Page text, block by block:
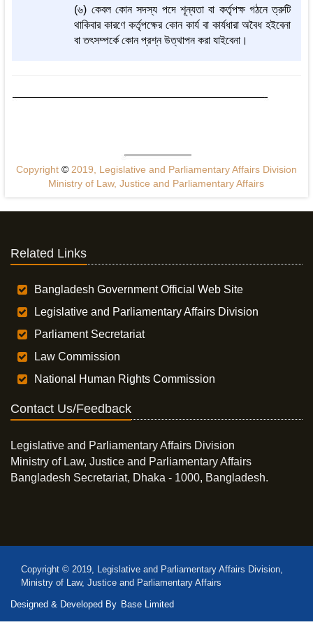
(৬) কেবল কোন সদস্য পদে শূন্যতা বা কর্তৃপক্ষ গঠনে ত্রুটি
থাকিবার কারণে কর্তৃপক্ষের কোন কার্য বা কার্যধারা অবৈধ হইবেনা
বা তৎসম্পর্কে কোন প্রশ্ন উত্থাপন করা যাইবেনা।
Copyright ©2019, Legislative and Parliamentary Affairs Division
Ministry of Law, Justice and Parliamentary Affairs
Related Links
Bangladesh Government Official Web Site
Legislative and Parliamentary Affairs Division
Parliament Secretariat
Law Commission
National Human Rights Commission
Contact Us/Feedback
Legislative and Parliamentary Affairs Division
Ministry of Law, Justice and Parliamentary Affairs
Bangladesh Secretariat, Dhaka - 1000, Bangladesh.
Copyright © 2019, Legislative and Parliamentary Affairs Division,
Ministry of Law, Justice and Parliamentary Affairs
Designed & Developed By Base Limited